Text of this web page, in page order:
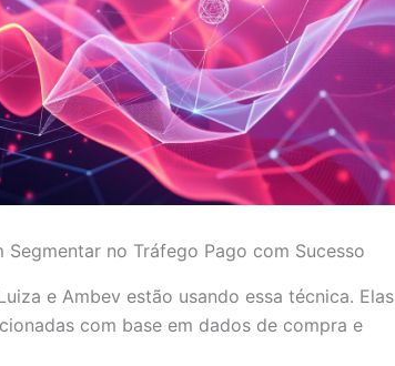
Segmentar no Tráfego Pago com Sucesso
e Ambev estão usando essa técnica. Elas
com base em dados de compra e